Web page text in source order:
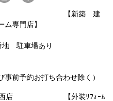
工務店 【新築 建
専門店】
地 駐車場あり
事前予約お打ち合わせ除く）
京都西店 【外装ﾘﾌｫｰﾑ